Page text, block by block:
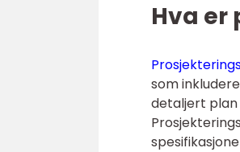
Hva er
som
detaljert plan